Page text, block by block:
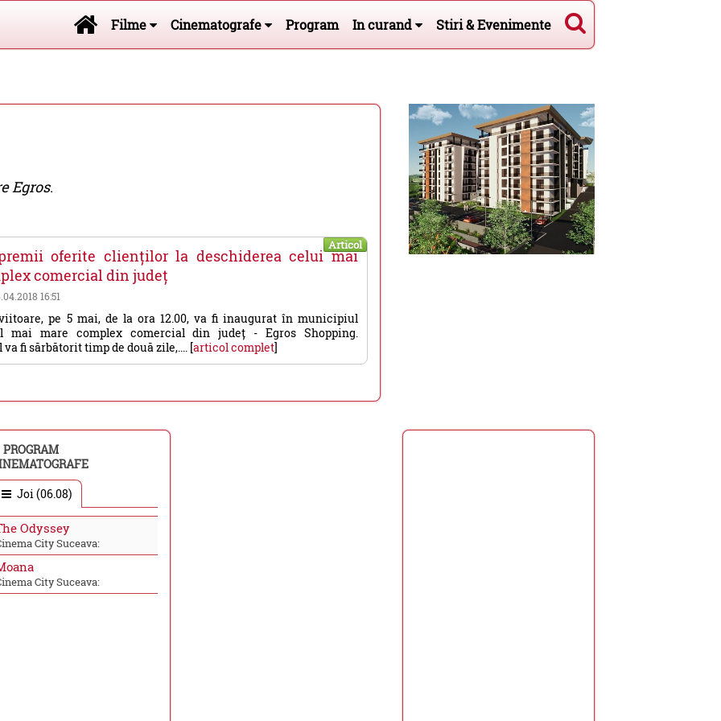
Filme Cinematografe Program In curand Stiri & Evenimente
Egros.
Articol
oferite clienților la deschiderea celui mai
comercial din județ
16:51
pe 5 mai, de la ora 12.00, va fi inaugurat în municipiul
mai mare complex comercial din județ - Egros Shopping.
fi sărbătorit timp de două zile,.... [articol complet]
PROGRAM
Joi (06.08)
Odyssey
City Suceava:
City Suceava: